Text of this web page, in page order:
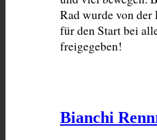
Rad wurde von
für den Start bei
freigegeben!
Bianchi